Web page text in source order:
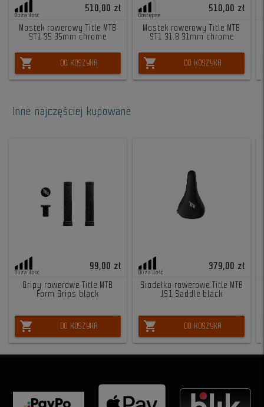
Duża ilość
510,00 zł
Mostek rowerowy Title MTB
ST1 35 35mm chrome
shopping_cart DO KOSZYKA
Dostępne
510,00 zł
Mostek rowerowy Title MTB
ST1 31.8 31mm chrome
shopping_cart DO KOSZYKA
Inne najczęściej kupowane
Duża ilość
99,00 zł
Gripy rowerowe Title MTB
Form Grips black
shopping_cart DO KOSZYKA
Duża ilość
379,00 zł
Siodełko rowerowe Title MTB
JS1 Saddle black
shopping_cart DO KOSZYKA